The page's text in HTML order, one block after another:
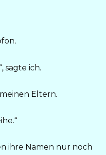
sagte ich.
Eltern.
ihre Namen nur noch